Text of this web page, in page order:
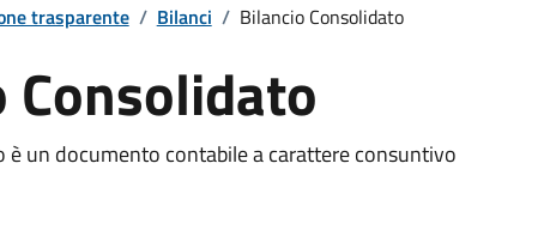
trasparente / Bilanci / Bilancio Consolidato
Consolidato
è un documento contabile a carattere consuntivo